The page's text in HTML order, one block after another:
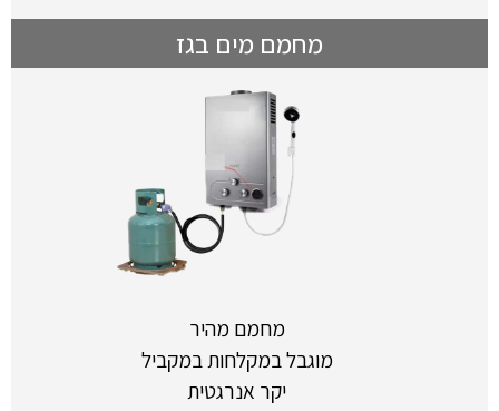
מחמם מים בגז
מחמם מהיר
מוגבל במקלחות במקביל
יקר אנרגטית